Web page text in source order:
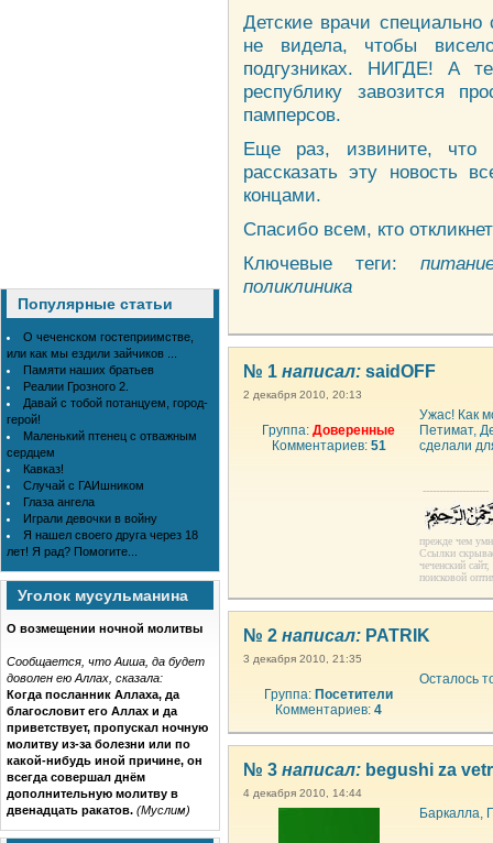
Популярные статьи
О чеченском гостеприимстве,
или как мы ездили зайчиков ...
Памяти наших братьев
Реалии Грозного 2.
Давай с тобой потанцуем, город-
герой!
Маленький птенец с отважным
сердцем
Кавказ!
Случай с ГАИшником
Глаза ангела
Играли девочки в войну
Я нашел своего друга через 18
лет! Я рад? Помогите...
Уголок мусульманина
О возмещении ночной молитвы
Сообщается, что Аиша, да будет
доволен ею Аллах, сказала:
Когда посланник Аллаха, да
благословит его Аллах и да
приветствует, пропускал ночную
молитву из-за болезни или по
какой-нибудь иной причине, он
всегда совершал днём
дополнительную молитву в
двенадцать ракатов. (Муслим)
Детские врачи
не видела, чтобы
подгузниках. НИГДЕ! А
республику завозится
памперсов.
Еще раз, извините, что
рассказать эту новость
концами.
Спасибо всем, кто
Ключевые теги:
поликлиника
№ 1 написал: saidOFF
2 декабря 2010, 20:13
Группа:Доверенные
Комментариев: 51
Ужас! Как
Петимат,
сделали
--------------------
прежде чем
Ссылки
чеченский
поисковой
№ 2 написал: PATRIK
3 декабря 2010, 21:35
Группа: Посетители
Комментариев:4
Осталось
№ 3 написал: begushi za
4 декабря 2010, 14:44
Баркалла,